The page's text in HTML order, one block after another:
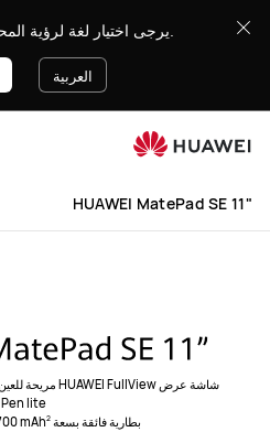
العربية
HUAWEI MatePad SE 11"
شاشة عرض HUAWEI FullView مريحة للعين مقاس 11 بوصة
Pen lite‏
بطارية فائقة بسعة ‎7700 mAh‎2